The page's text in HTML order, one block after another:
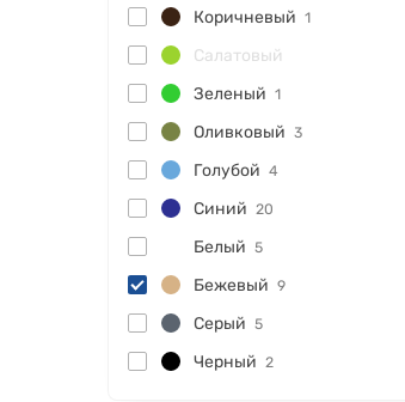
Коричневый 1
Салатовый
Зеленый 1
Оливковый 3
Голубой 4
Синий 20
Белый 5
Бежевый 9
Серый 5
Черный 2